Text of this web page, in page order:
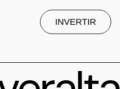
INVERTIR